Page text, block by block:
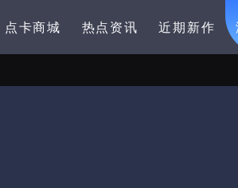
点卡商城 热点资讯 近期新作